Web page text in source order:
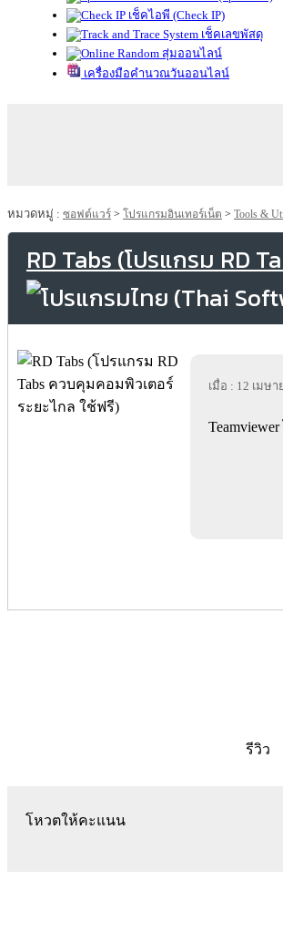
เช็คไอพี (Check IP)
เช็คเลขพัสดุ
สุ่มออนไลน์
เครื่องมือคำนวณวันออนไลน์
หมวดหมู่ : ซอฟต์แวร์ > โปรแกรมอินเทอร์เน็ต > Tools &
RD Tabs (โปรแกรม RD
เมื่อ : 12 เมษา
รีวิว
โหวตให้คะแนน